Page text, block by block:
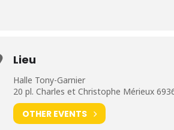
réservez vite vos places pour un moment
Lieu
Halle Tony-Garnier
20 pl. Charles et Christophe Mérieux
OTHER EVENTS